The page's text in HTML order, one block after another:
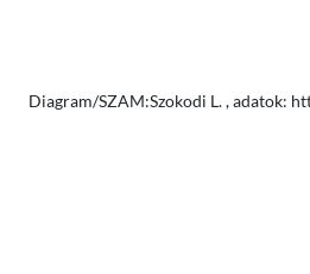
Diagram/SZAM:Szokodi L. , adatok: